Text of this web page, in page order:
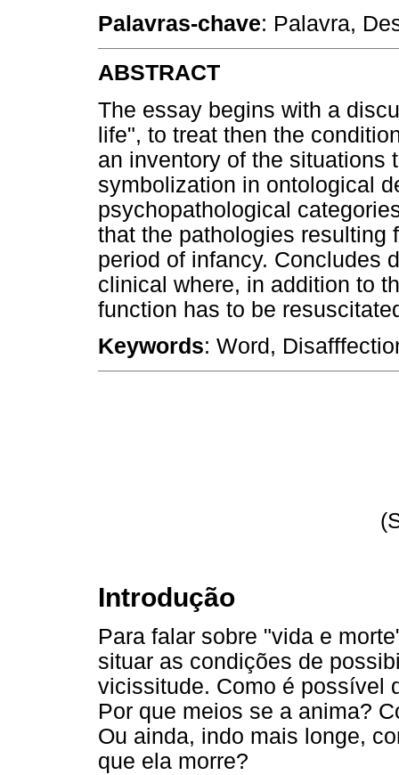
Palavras-chave: Palavra,
ABSTRACT
The essay begins with a
life", to treat then the
an inventory of the situations
symbolization in ontological
psychopathological
that the pathologies resulting
period of infancy. Concludes
clinical where, in addition to
function has to be
Keywords: Word,
Introdução
Para falar sobre "vida e
situar as condições de
vicissitude. Como é possível
Por que meios se a anima?
Ou ainda, indo mais longe,
que ela morre?